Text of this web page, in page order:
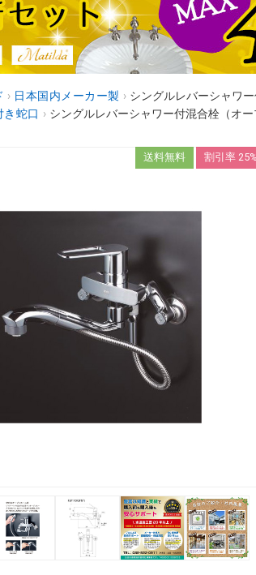
› 日本国内メーカー製 › シングルレバーシャワー
蛇口 › シングルレバーシャワー付混合栓（オー
送料無料 割引率 25%